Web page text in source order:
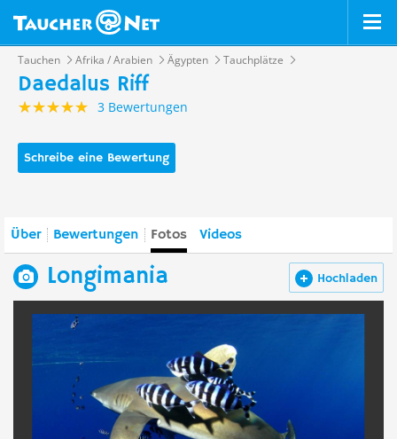
Tauchen Afrika / Arabien Ägypten Tauchplätze
Daedalus Riff
3 Bewertungen
Schreibe eine Bewertung
Über Bewertungen Fotos Videos
Hochladen
Longimania